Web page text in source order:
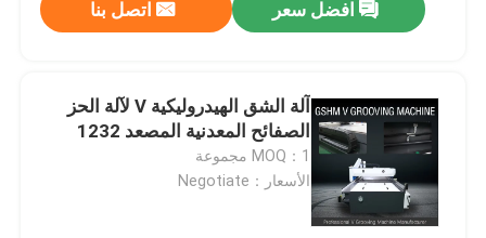
افضل سعر اتصل بنا
آلة الشق الهيدروليكية V لآلة الحز
الصفائح المعدنية المصعد 1232
MOQ：1 مجموعة
الأسعار：Negotiate